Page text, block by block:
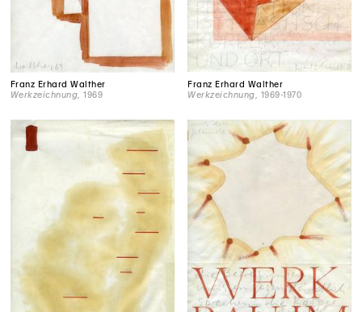
Franz Erhard Walther
Werkzeichnung , 1969
Franz Erhard Walther
Werkzeichnung , 1969-1970